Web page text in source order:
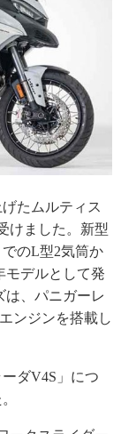
たムルティス
けました。新型
のL型2気筒か
モデルとして発
は、パニガーレ
ンジンを搭載し
ダV4S」につ